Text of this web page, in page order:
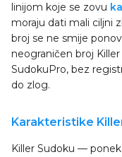
linijom koje se zovu
moraju dati mali ciljni
broj se ne smije
neograničen broj
SudokuPro, bez
do zlog.
Karakteristike
Killer Sudoku —